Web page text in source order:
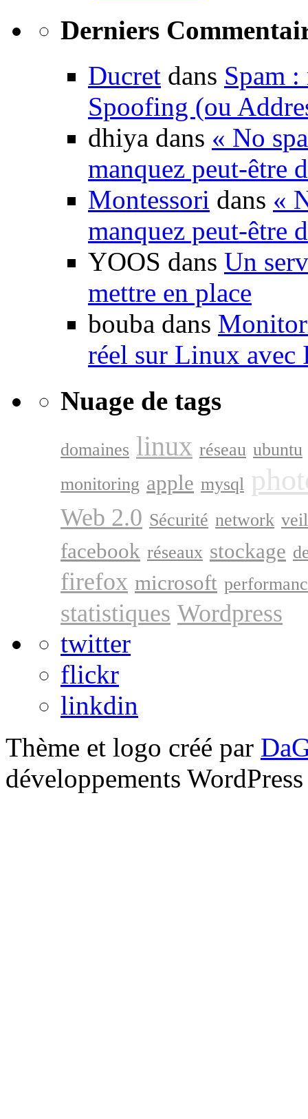
Derniers
Ducret dans Spam :
Spoofing (ou
dhiya dans « No
manquez peut-être
Montessori dans «
manquez peut-être
YOOS dans Un
mettre en place
bouba dans
réel sur Linux avec
Nuage de tags
domaines linux réseau ubuntu
monitoring apple mysql
Web 2.0 Sécurité network
facebook réseaux stockage
firefox microsoft
statistiques Wordpress
twitter
flickr
linkdin
Thème et logo créé par
développements